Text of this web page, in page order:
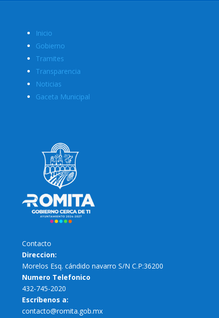
Inicio
Gobierno
Tramites
Transparencia
Noticias
Gaceta Municipal
Contacto
Direccion:
Morelos Esq. cándido navarro S/N C.P:36200
Numero Telefonico
432-745-2020
Escríbenos a:
contacto@romita.gob.mx